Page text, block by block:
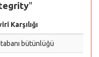
"
Karşılığı
bütünlüğü